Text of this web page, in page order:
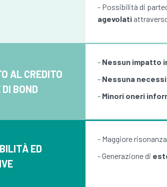
- Possibilità di
agevolati
AL CREDITO
BOND
- Nessun impatto
- Nessuna
- Minori oneri
ED
- Maggiore
- Generazione di